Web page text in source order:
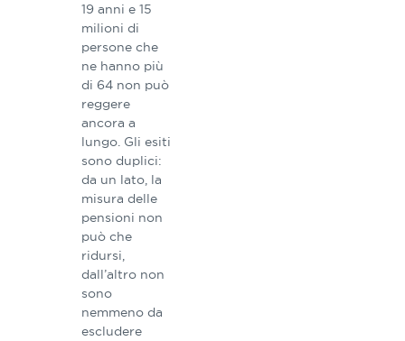
19 anni e 15
milioni di
persone che
ne hanno più
di 64 non può
reggere
ancora a
lungo. Gli esiti
sono duplici:
da un lato, la
misura delle
pensioni non
può che
ridursi,
dall’altro non
sono
nemmeno da
escludere